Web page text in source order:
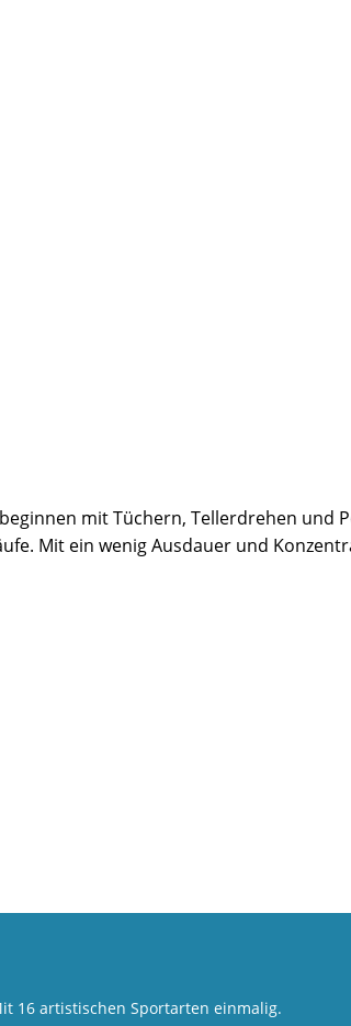
mit Tüchern, Tellerdrehen und
Mit ein wenig Ausdauer und
16 artistischen Sportarten einmalig.